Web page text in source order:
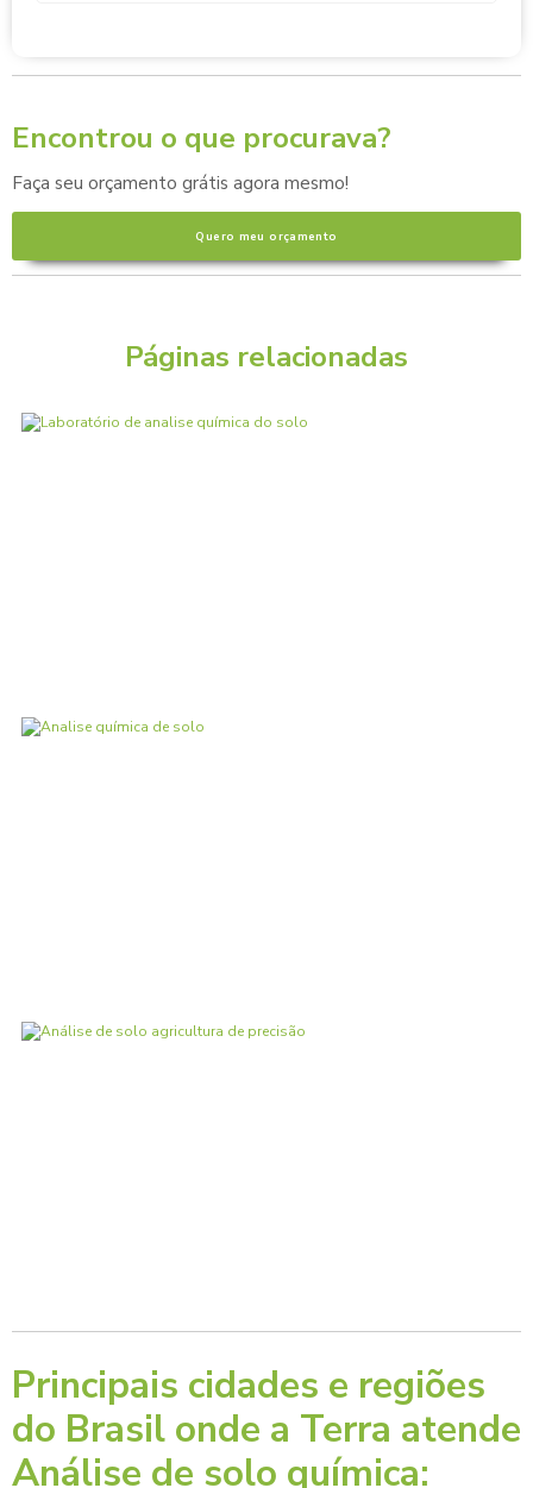
Encontrou o que procurava?
Faça seu orçamento grátis agora mesmo!
Quero meu orçamento
Páginas relacionadas
Principais cidades e regiões
do Brasil onde a Terra atende
Análise de solo química: